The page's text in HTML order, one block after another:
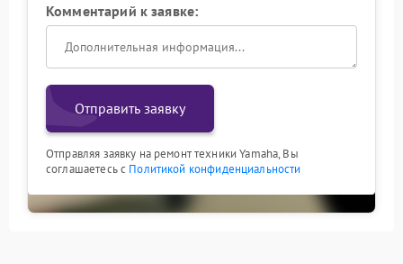
Комментарий к заявке:
Отправить заявку
Отправляя заявку на ремонт техники Yamaha, Вы
соглашаетесь с Политикой конфиденциальности